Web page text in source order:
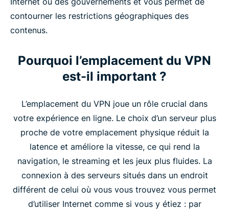
contourner les restrictions géographiques des
contenus.
Pourquoi l’emplacement du VPN
est-il important ?
L’emplacement du VPN joue un rôle crucial dans
votre expérience en ligne. Le choix d’un serveur plus
proche de votre emplacement physique réduit la
latence et améliore la vitesse, ce qui rend la
navigation, le streaming et les jeux plus fluides. La
connexion à des serveurs situés dans un endroit
différent de celui où vous vous trouvez vous permet
d’utiliser Internet comme si vous y étiez : par